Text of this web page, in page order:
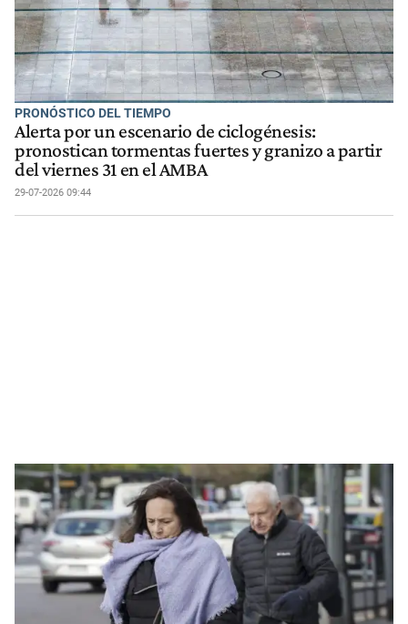
PRONÓSTICO DEL TIEMPO
Alerta por un escenario de ciclogénesis:
pronostican tormentas fuertes y granizo a partir
del viernes 31 en el AMBA
29-07-2026 09:44